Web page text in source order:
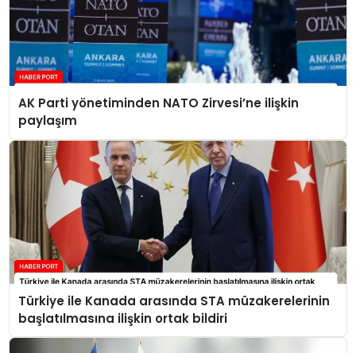
AK Parti yönetiminden NATO Zirvesi’ne ilişkin
paylaşım
Türkiye ile Kanada arasında STA müzakerelerinin
başlatılmasına ilişkin ortak bildiri